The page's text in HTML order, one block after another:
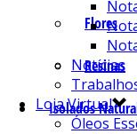
Flores
Resinas
Isolados
Notícias
Loja Virtual
Óleos